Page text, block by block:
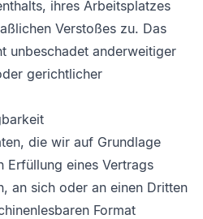
ihres Arbeitsplatzes
Verstoßes zu. Das
unbeschadet anderweitiger
gerichtlicher
die wir auf Grundlage
Erfüllung eines Vertrags
an sich oder an einen Dritten
Format